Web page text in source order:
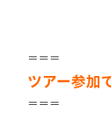
＝＝＝
ツアー参加
＝＝＝